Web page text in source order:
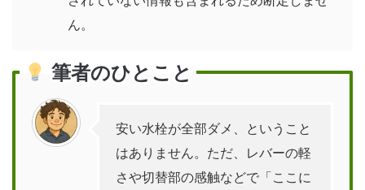
ん。
筆者のひとこと
安い水栓が全部ダメ、ということ
はありません。ただ、レバーの軽
さや切替部の感触などで「ここに